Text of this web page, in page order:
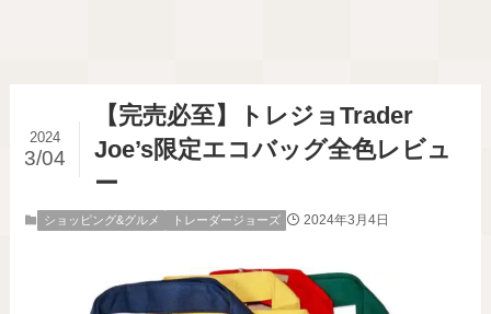
【完売必至】トレジョTrader
Joe’s限定エコバッグ全色レビュ
ー
2024
3/04
ショッピング&グルメ トレーダージョーズ 2024年3月4日